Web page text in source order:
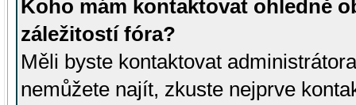
Koho mám kontaktovat ohledně
záležitostí fóra?
Měli byste kontaktovat
nemůžete najít, zkuste nejprve